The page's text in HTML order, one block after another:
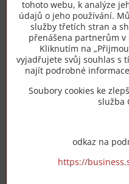
+420 775 973 319
info​@zipzop​.cz
Objednávky
Vše k nákupu
tohoto webu, k analýze
údajů o jeho používání.
služby třetích stran a
přenášena partnerům v
Kliknutím na
vyjadřujete svůj souhlas s
najít podrobné
Soubory cookies ke
služba
odkaz na
https://